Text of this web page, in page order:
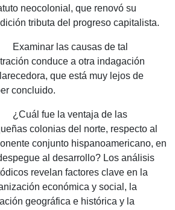
neocolonial, que renovó su
tributa del progreso capitalista.
Examinar las causas de tal
conduce a otra indagación
que está muy lejos de
concluido.
¿Cuál fue la ventaja de las
colonias del norte, respecto al
conjunto hispanoamericano, en
al desarrollo? Los análisis
revelan factores clave en la
económica y social, la
geográfica e histórica y la